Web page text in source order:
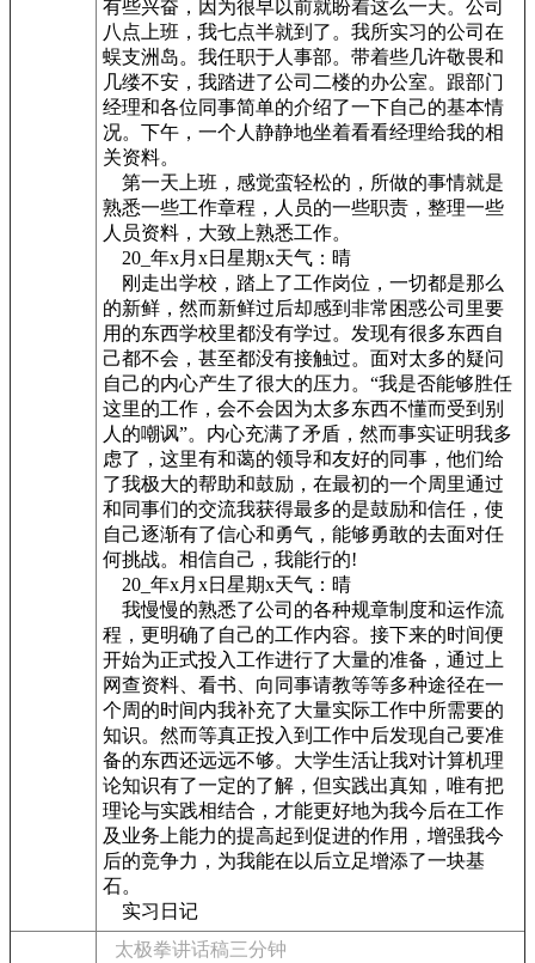
有些兴奋，因为很早以前就盼着这么一天。公司
八点上班，我七点半就到了。我所实习的公司在
蜈支洲岛。我任职于人事部。带着些几许敬畏和
几缕不安，我踏进了公司二楼的办公室。跟部门
经理和各位同事简单的介绍了一下自己的基本情
况。下午，一个人静静地坐着看看经理给我的相
关资料。
第一天上班，感觉蛮轻松的，所做的事情就是
熟悉一些工作章程，人员的一些职责，整理一些
人员资料，大致上熟悉工作。
20_年x月x日星期x天气：晴
刚走出学校，踏上了工作岗位，一切都是那么
的新鲜，然而新鲜过后却感到非常困惑公司里要
用的东西学校里都没有学过。发现有很多东西自
己都不会，甚至都没有接触过。面对太多的疑问
自己的内心产生了很大的压力。“我是否能够胜任
这里的工作，会不会因为太多东西不懂而受到别
人的嘲讽”。内心充满了矛盾，然而事实证明我多
虑了，这里有和蔼的领导和友好的同事，他们给
了我极大的帮助和鼓励，在最初的一个周里通过
和同事们的交流我获得最多的是鼓励和信任，使
自己逐渐有了信心和勇气，能够勇敢的去面对任
何挑战。相信自己，我能行的!
20_年x月x日星期x天气：晴
我慢慢的熟悉了公司的各种规章制度和运作流
程，更明确了自己的工作内容。接下来的时间便
开始为正式投入工作进行了大量的准备，通过上
网查资料、看书、向同事请教等等多种途径在一
个周的时间内我补充了大量实际工作中所需要的
知识。然而等真正投入到工作中后发现自己要准
备的东西还远远不够。大学生活让我对计算机理
论知识有了一定的了解，但实践出真知，唯有把
理论与实践相结合，才能更好地为我今后在工作
及业务上能力的提高起到促进的作用，增强我今
后的竞争力，为我能在以后立足增添了一块基
石。
实习日记
太极拳讲话稿三分钟